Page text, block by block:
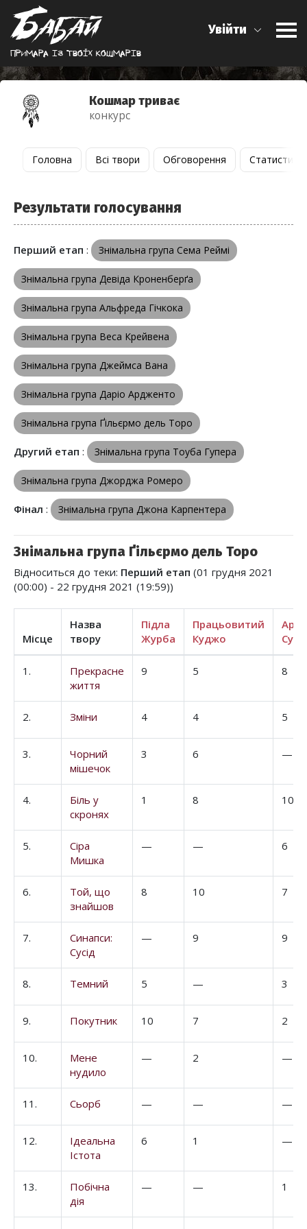
Примара iз твоїх кошмарiв
Увійти
Кошмар триває
конкурс
Головна Всі твори Обговорення Статистика
Результати голосування
Перший етап : Знімальна група Сема Реймі
Знімальна група Девіда Кроненберґа
Знімальна група Альфреда Гічкока
Знімальна група Веса Крейвена
Знімальна група Джеймса Вана
Знімальна група Даріо Ардженто
Знімальна група Ґільєрмо дель Торо
Другий етап : Знімальна група Тоуба Гупера
Знімальна група Джорджа Ромеро
Фінал : Знімальна група Джона Карпентера
Знімальна група Ґільєрмо дель Торо
Відноситься до теки: Перший етап (01 грудня 2021
(00:00) - 22 грудня 2021 (19:59))
Місце
Назва
твору
Підла
Журба
Працьовитий
Куджо
1.
Прекрасне
життя
9 5 8
2. Зміни 4 4 5
3.
Чорний
мішечок
3 6 —
4.
Біль у
скронях
1 8 10
5.
Сіра
Мишка
— — 6
6.
Той, що
знайшов
8 10 7
7.
Синапси:
Сусід
— 9 9
8. Темний 5 — 3
9. Покутник 10 7 2
10.
Мене
нудило
— 2 —
11. Сьорб — — —
12.
Ідеальна
Істота
6 1 —
13.
Побічна
дія
— — 1